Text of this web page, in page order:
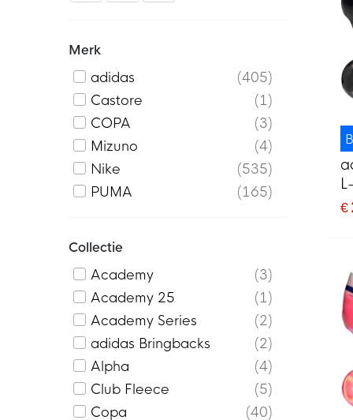
€
Merk
adidas
405
Castore
1
COPA
3
Mizuno
4
Nike
535
PUMA
165
Collectie
Academy
3
Academy 25
1
Academy Series
2
adidas Bringbacks
2
Alpha
4
Club Fleece
5
Copa
40